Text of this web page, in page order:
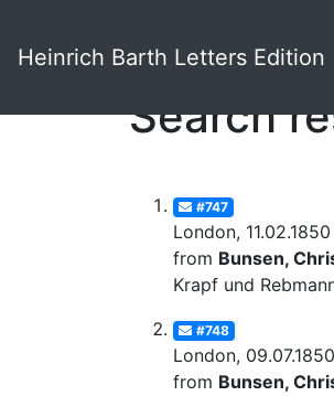
Heinrich Barth Letters Edition
Search
#747
London, 11.02.1850
from Bunsen,
Krapf und
#748
London, 09.07.1850
from Bunsen,